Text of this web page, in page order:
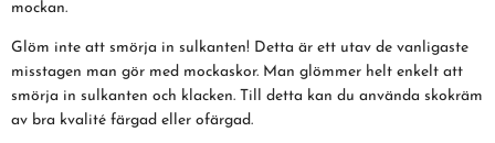
mockan.
Glöm inte att smörja in sulkanten! Detta är ett utav de vanligaste
misstagen man gör med mockaskor. Man glömmer helt enkelt att
smörja in sulkanten och klacken. Till detta kan du använda skokräm
av bra kvalité färgad eller ofärgad.